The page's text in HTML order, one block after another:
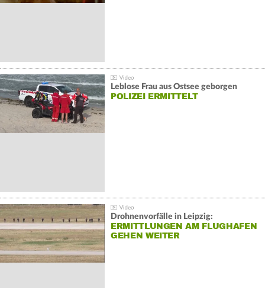
Leblose Frau aus Ostsee geborgen
POLIZEI ERMITTELT
Drohnenvorfälle in Leipzig:
ERMITTLUNGEN AM FLUGHAFEN
GEHEN WEITER